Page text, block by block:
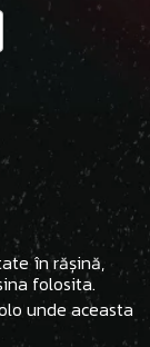
în rășină,
folosita.
unde aceasta